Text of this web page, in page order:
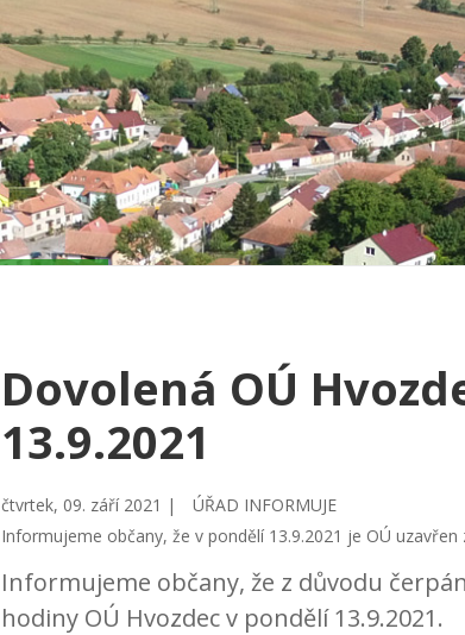
Dovolená OÚ
13.9.2021
čtvrtek, 09. září 2021 |
ÚŘAD INFORMUJE
Informujeme občany, že v pondělí 13.9.2021 je OÚ uzavřen
Informujeme občany, že z důvodu
hodiny OÚ Hvozdec v pondělí 13.9.2021.